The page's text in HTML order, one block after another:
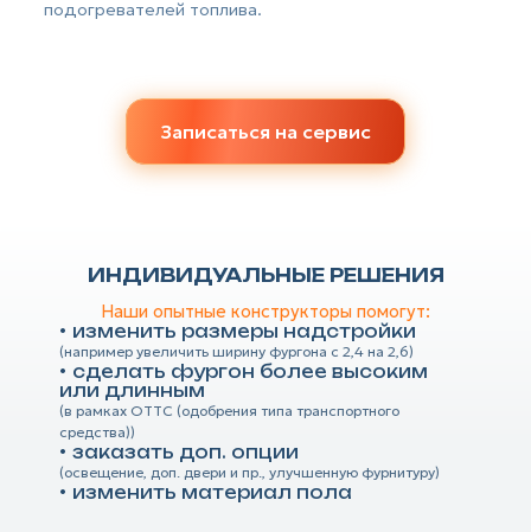
подогревателей топлива.
Записаться на сервис
ИНДИВИДУАЛЬНЫЕ РЕШЕНИЯ
Наши опытные конструкторы помогут:
изменить размеры надстройки
(например увеличить ширину фургона с 2,4 на 2,6)
сделать фургон более высоким
или длинным
(в рамках ОТТС (одобрения типа транспортного
средства))
заказать доп. опции
(освещение, доп. двери и пр., улучшенную фурнитуру)
изменить материал пола